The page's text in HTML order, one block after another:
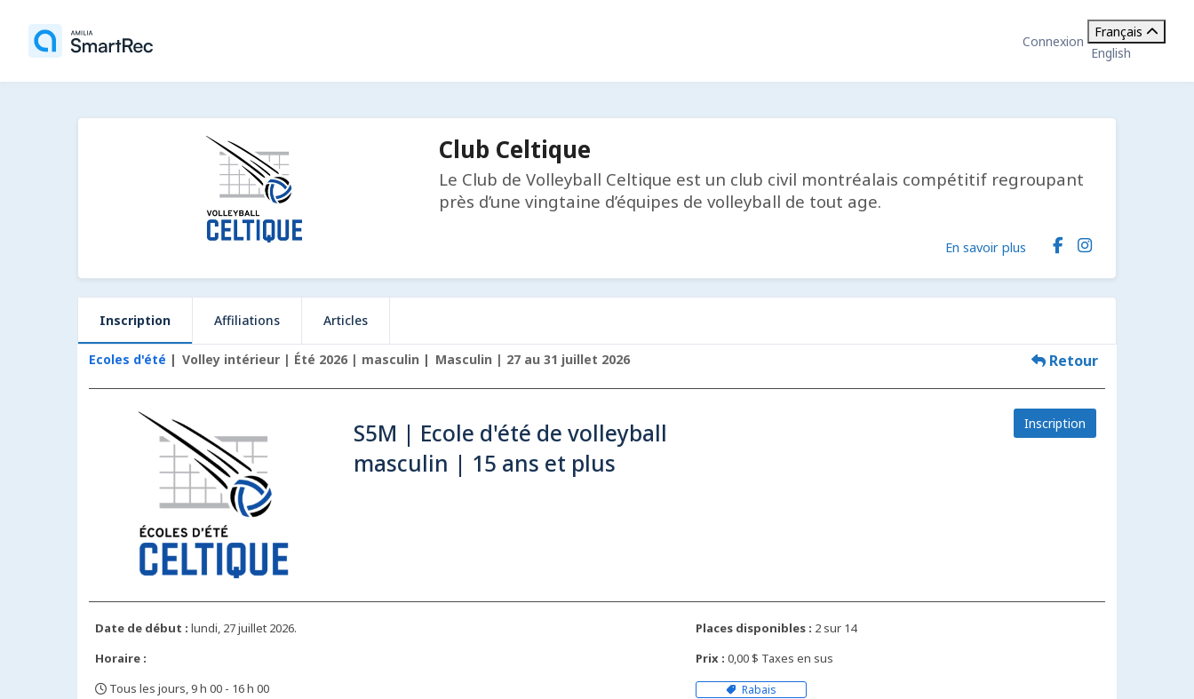
Connexion
Français
English
Club Celtique
Le Club de Volleyball Celtique est un club civil montréalais compétitif regroupant
près d’une vingtaine d’équipes de volleyball de tout age.
En savoir plus
Inscription Affiliations Articles
Ecoles d'été Volley intérieur | Été 2026 | masculin Masculin | 27 au 31 juillet 2026 Retour
S5M | Ecole d'été de volleyball
masculin | 15 ans et plus
Inscription
Date de début : lundi, 27 juillet 2026.
Horaire :
Tous les jours, 9 h 00 - 16 h 00
Places disponibles : 2 sur 14
Prix : 0,00 $ Taxes en sus
Rabais